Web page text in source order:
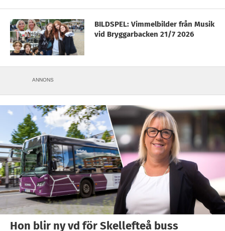
BILDSPEL: Vimmelbilder från Musik
vid Bryggarbacken 21/7 2026
ANNONS
Hon blir ny vd för Skellefteå buss